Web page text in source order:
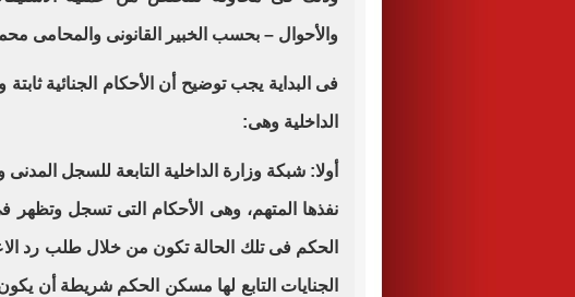
والأحوال – بحسب الخبير القانونى والمحامى
فى البداية يجب توضيح أن الأحكام الجنائية
الداخلية وهى:
أولا: شبكة وزارة الداخلية التابعة للسجل المدنى
نفذها المتهم، وهى الأحكام التى تسجل
الحكم فى تلك الحالة تكون من خلال طلب رد
الجنايات التابع لها مسكن الحكم شريطة أن